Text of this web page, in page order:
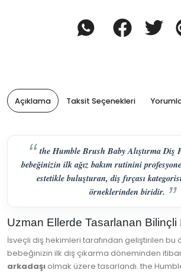
Açıklama Taksit Seçenekleri
the Humble Brush Baby Alıştırma Diş
bebeğinizin ilk ağız bakım rutinini
estetikle buluşturan, diş fırçası
örneklerinden biridir.
Uzman Ellerde Tasarlanan Bilinçli
İsveçli diş hekimleri tarafından geliştirilen bu
bebeğinizin ilk diş çıkarma döneminden
arkadaşı olmak üzere tasarlandı. the